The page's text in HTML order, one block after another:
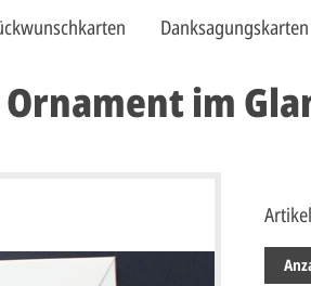
Danksagungskarten
im